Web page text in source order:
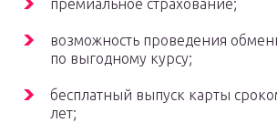
премиальное страхование;
возможность проведения
по выгодному курсу;
бесплатный выпуск карты
лет;